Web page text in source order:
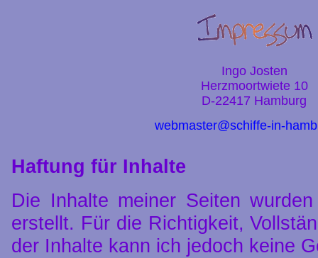
Ingo Josten
Herzmoortwiete 10
D-22417 Hamburg
webmaster@schiffe-in-
Haftung für Inhalte
Die Inhalte meiner Seiten
erstellt. Für die Richtigkeit,
der Inhalte kann ich jedoch keine